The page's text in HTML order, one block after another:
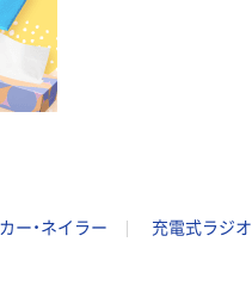
ー・ネイラー
充電式ラジオ